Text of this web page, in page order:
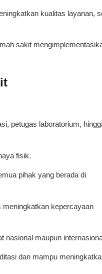
kualitas layanan,
sakit
petugas laboratorium,
fisik.
pihak yang berada di
meningkatkan kepercayaan
nasional maupun
dan mampu